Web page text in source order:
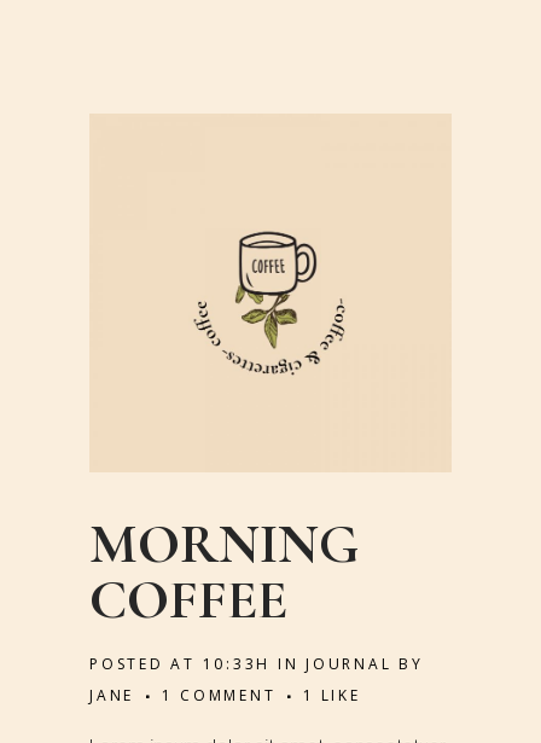
MORNING
COFFEE
POSTED AT 10:33H INJOURNAL BY
JANE
1 COMMENT 1 LIKE